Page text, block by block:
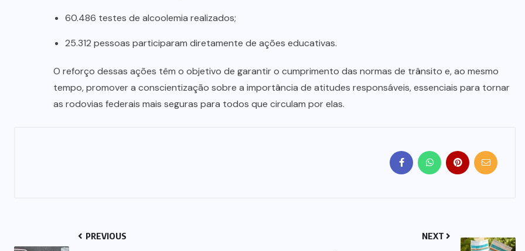
60.486 testes de alcoolemia realizados;
25.312 pessoas participaram diretamente de ações educativas.
O reforço dessas ações têm o objetivo de garantir o cumprimento das normas de trânsito e, ao mesmo
tempo, promover a conscientização sobre a importância de atitudes responsáveis, essenciais para tornar
as rodovias federais mais seguras para todos que circulam por elas.
PREVIOUS NEXT